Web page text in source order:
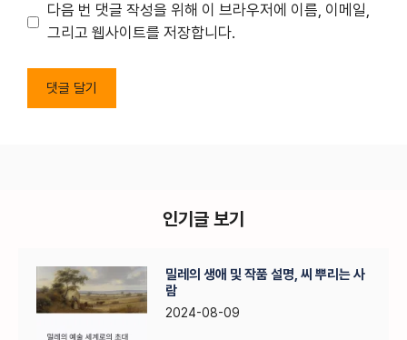
트
다음 번 댓글 작성을 위해 이 브라우저에 이름, 이메일,
그리고 웹사이트를 저장합니다.
인기글 보기
밀레의 생애 및 작품 설명, 씨 뿌리는 사
람
2024-08-09